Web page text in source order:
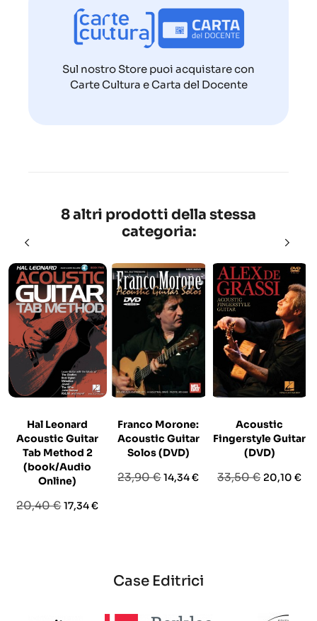
Sul nostro Store puoi acquistare con
Carte Cultura e Carta del Docente
8 altri prodotti della stessa
categoria:
Hal Leonard
Acoustic Guitar
Tab Method 2
(book/Audio
Online)
Prezzo
20,40 €Prezzo
17,34 €
Franco Morone:
Acoustic Guitar
Solos (DVD)
Prezzo
23,90 €Prezzo
14,34 €
Acoustic
Fingerstyle Guitar
(DVD)
Prezzo
33,50 € Prezzo
20,10 €
Case Editrici